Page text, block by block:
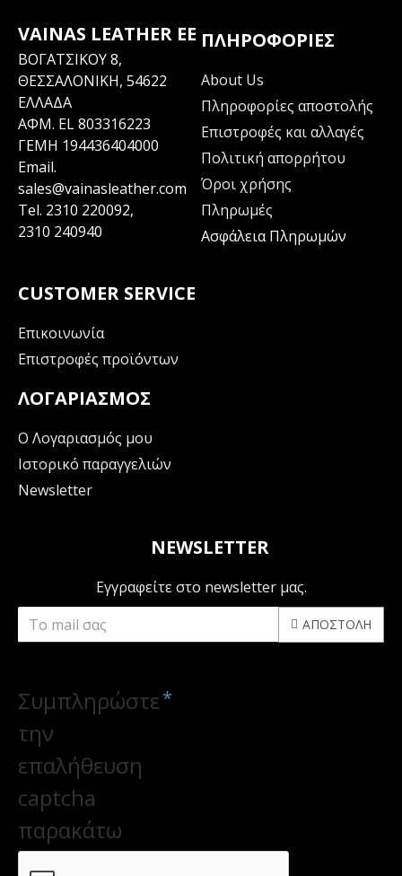
VAINAS LEATHER EE
ΒΟΓΑΤΣΙΚΟΥ 8,
ΘΕΣΣΑΛΟΝΙΚΗ, 54622
ΕΛΛΑΔΑ
ΑΦΜ. EL 803316223
ΓΕΜΗ 194436404000
Email.
sales@vainasleather.com
Tel. 2310 220092,
2310 240940
ΠΛΗΡΟΦΟΡΊΕΣ
About Us
Πληροφορίες αποστολής
Επιστροφές και αλλαγές
Πολιτική απορρήτου
Όροι χρήσης
Πληρωμές
Ασφάλεια Πληρωμών
CUSTOMER SERVICE
Επικοινωνία
Επιστροφές προϊόντων
ΛΟΓΑΡΙΑΣΜΌΣ
Ο Λογαριασμός μου
Ιστορικό παραγγελιών
Newsletter
NEWSLETTER
Εγγραφείτε στο newsletter μας.
ΑΠΟΣΤΟΛΉ
Συμπληρώστε
την
επαλήθευση
captcha
παρακάτω